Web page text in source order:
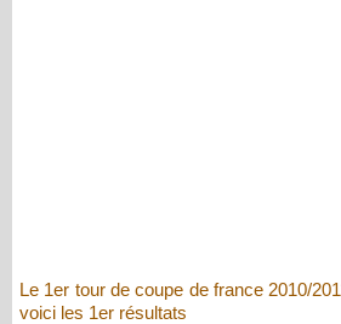
Le 1er tour de coupe de france 2010/2011 à eu lieu ce vendredi,
voici les 1er résultats